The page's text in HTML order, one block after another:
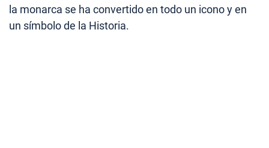
la monarca se ha convertido en todo un icono y en
un símbolo de la Historia.